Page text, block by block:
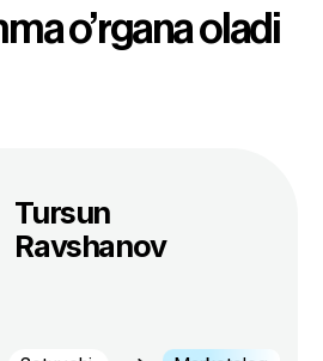
ishga taklif